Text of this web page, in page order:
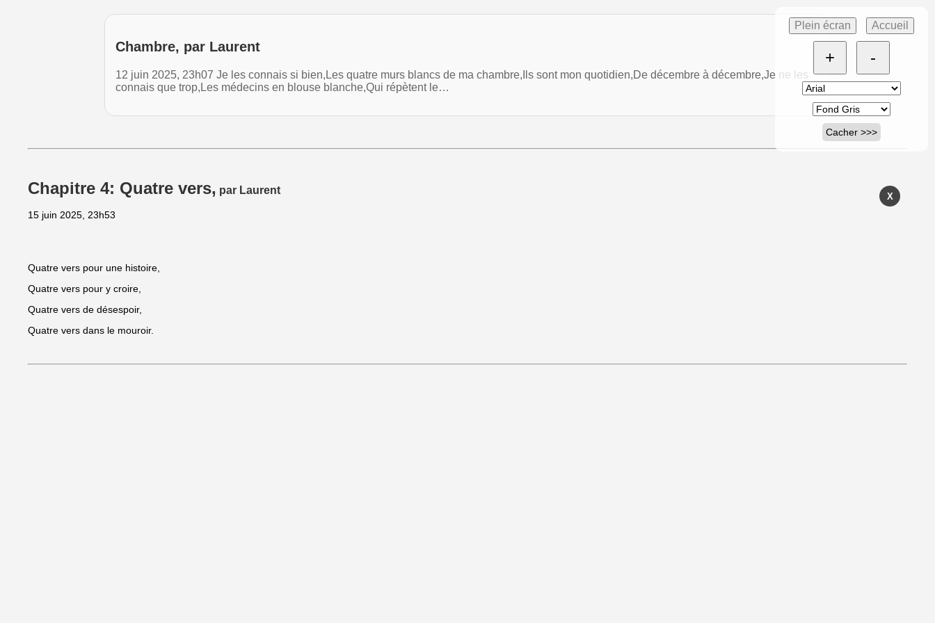
Plein écran Accueil
+ -
Cacher >>>
Chambre, par Laurent
12 juin 2025, 23h07 Je les connais si bien,Les quatre murs blancs de ma chambre,Ils sont mon quotidien,De décembre à décembre,Je ne les
connais que trop,Les médecins en blouse blanche,Qui répètent le…
X
Chapitre 4: Quatre vers, par Laurent
15 juin 2025, 23h53
Quatre vers pour une histoire,
Quatre vers pour y croire,
Quatre vers de désespoir,
Quatre vers dans le mouroir.